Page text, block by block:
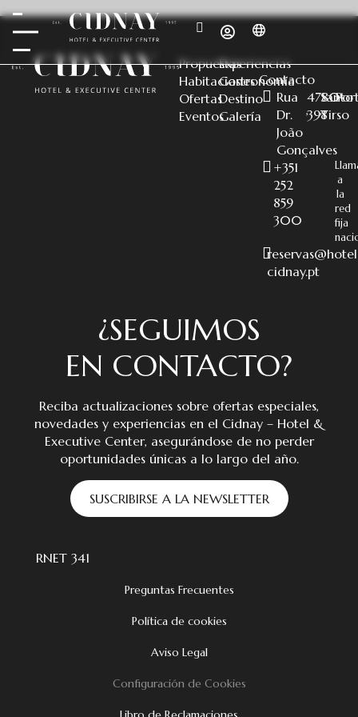
Propuestas
Habitaciones
Ofertas
Eventos
Experiencias
Gastronomía
Destino
Galería
Contacto
Rua
Dr.
João
Gonçalves
,
4780-
398
,
Santo
Tirso
,
+351
252
859
300
a
la
red
fija
cidnay.pt
¿SEGUIMOS
EN CONTACTO?
Reciba actualizaciones sobre ofertas especiales,
novedades y experiencias en el Cidnay – Hotel &
Executive Center, asegurándose de no perder
oportunidades únicas a lo largo del año.
SUSCRIBIRSE A LA NEWSLETTER
RNET 341
Preguntas Frecuentes
Política de cookies
Aviso Legal
Configuración de Cookies